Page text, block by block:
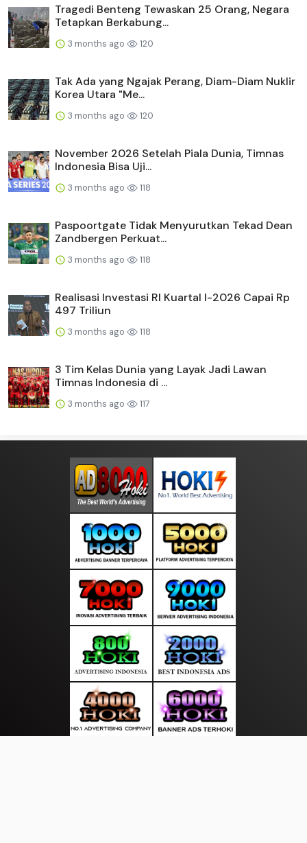
Tragedi Benteng Tewaskan 25 Orang, Negara
Tetapkan Berkabung...
3 months ago 120
Tak Ada yang Ngajak Perang, Diam-Diam Nuklir
Korea Utara "Me...
3 months ago 120
November 2026 Setelah Piala Dunia, Timnas
Indonesia Bisa Uji...
3 months ago 118
Paspoortgate Tidak Menyurutkan Tekad Dean
Zandbergen Perkuat...
3 months ago 118
Realisasi Investasi RI Kuartal I-2026 Capai Rp
497 Triliun
3 months ago 118
3 Tim Kelas Dunia yang Layak Jadi Lawan
Timnas Indonesia di ...
3 months ago 117